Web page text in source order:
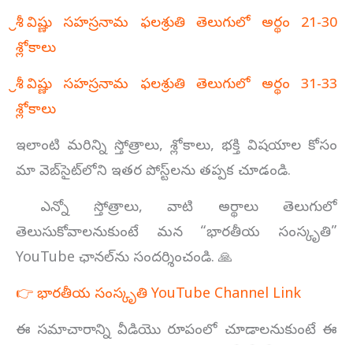
శ్రీ విష్ణు సహస్రనామ ఫలశ్రుతి తెలుగులో అర్థం 21-30
శ్లోకాలు
శ్రీ విష్ణు సహస్రనామ ఫలశ్రుతి తెలుగులో అర్థం 31-33
శ్లోకాలు
ఇలాంటి మరిన్ని స్తోత్రాలు, శ్లోకాలు, భక్తి విషయాల కోసం
మా వెబ్‌సైట్‌లోని ఇతర పోస్ట్‌లను తప్పక చూడండి.
ఎన్నో స్తోత్రాలు, వాటి అర్థాలు తెలుగులో
తెలుసుకోవాలనుకుంటే మన “భారతీయ సంస్కృతి”
YouTube ఛానల్‌ను సందర్శించండి. 🙏
👉 భారతీయ సంస్కృతి YouTube Channel Link
ఈ సమాచారాన్ని వీడియొ రూపంలో చూడాలనుకుంటే ఈ